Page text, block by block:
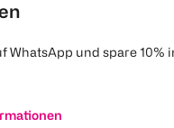
WhatsApp und spare 10%